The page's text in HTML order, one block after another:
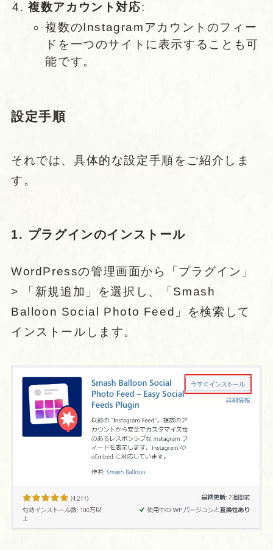
複数アカウント対応:
複数のInstagramアカウントのフィー
ドを一つのサイトに表示することも可
能です。
設定手順
それでは、具体的な設定手順をご紹介しま
す。
1. プラグインのインストール
WordPressの管理画面から「プラグイン」
> 「新規追加」を選択し、「Smash
Balloon Social Photo Feed」を検索して
インストールします。